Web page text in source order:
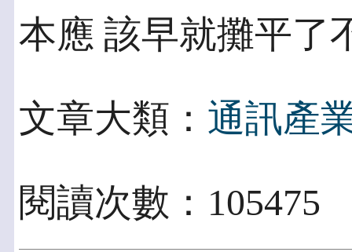
本應 該早就攤平了
文章大類： 通訊產
閱讀次數：